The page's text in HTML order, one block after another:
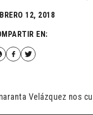
12, 2018
EN:
Velázquez nos